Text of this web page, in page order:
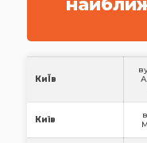
КиЇв
Київ